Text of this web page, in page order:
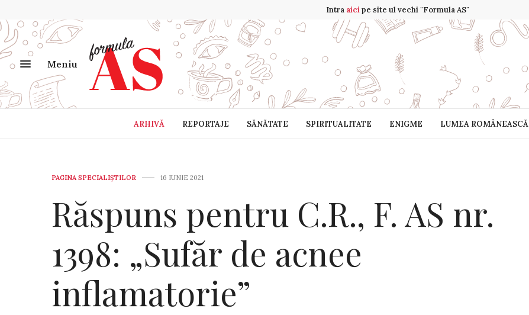
Intra aicipe site ul vechi "Formula AS"
Meniu
ARHIVĂ REPORTAJE SĂNĂTATE SPIRITUALITATE ENIGME LUMEA ROMÂNEASCĂ
PAGINA SPECIALIȘTILOR 16 IUNIE 2021
Răspuns pentru C.R., F. AS nr.
1398: „Sufăr de acnee
inflamatorie”